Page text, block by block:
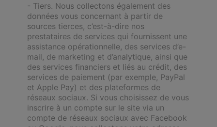
- Tiers. Nous collectons également des
données vous concernant à partir de
sources tierces, c’est-à-dire nos
prestataires de services qui fournissent une
assistance opérationnelle, des services d’e-
mail, de marketing et d’analytique, ainsi que
des services financiers et liés au crédit, des
services de paiement (par exemple, PayPal
et Apple Pay) et des plateformes de
réseaux sociaux. Si vous choisissez de vous
inscrire à un compte sur le site via un
compte de réseaux sociaux avec Facebook